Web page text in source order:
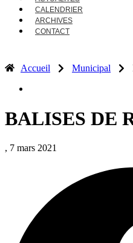
CALENDRIER
ARCHIVES
CONTACT
Accueil Municipal
BALISES DE
, 7 mars 2021